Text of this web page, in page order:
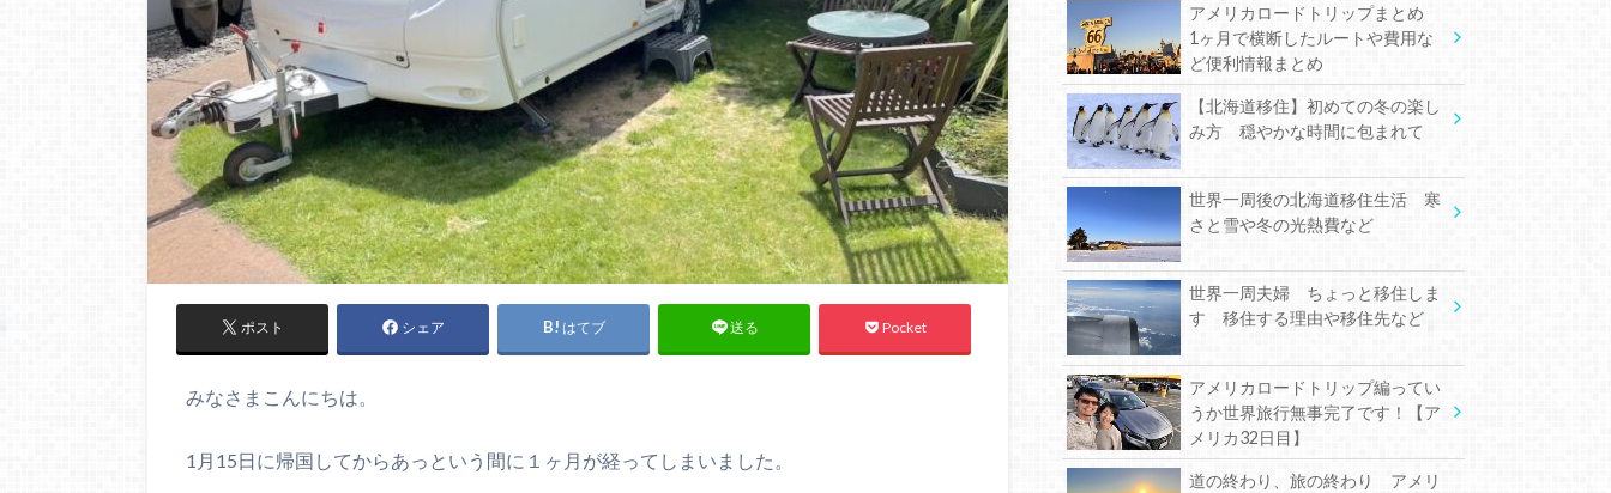
ポスト シェア はてブ 送る Pocket
みなさまこんにちは。
1月15日に帰国してからあっという間に１ヶ月が経ってしまいました。
アメリカロードトリップまとめ
1ヶ月で横断したルートや費用な
ど便利情報まとめ
【北海道移住】初めての冬の楽し
み方 穏やかな時間に包まれて
世界一周後の北海道移住生活 寒
さと雪や冬の光熱費など
世界一周夫婦 ちょっと移住しま
す 移住する理由や移住先など
アメリカロードトリップ編ってい
うか世界旅行無事完了です！【ア
メリカ32日目】
道の終わり、旅の終わり アメリ